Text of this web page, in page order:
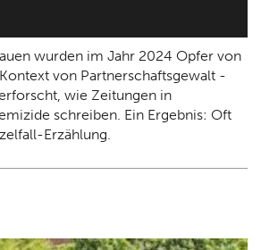
wurden im Jahr 2024 Opfer von
von Partnerschaftsgewalt -
wie Zeitungen in
schreiben. Ein Ergebnis: Oft
Erzählung.